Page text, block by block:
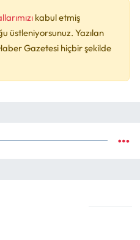
kabul etmiş
üstleniyorsunuz. Yazılan
Gazetesi hiçbir şekilde